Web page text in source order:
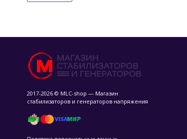
2017-2026 © MLC-shop — Магазин
стабилизаторов и генераторов напряжения